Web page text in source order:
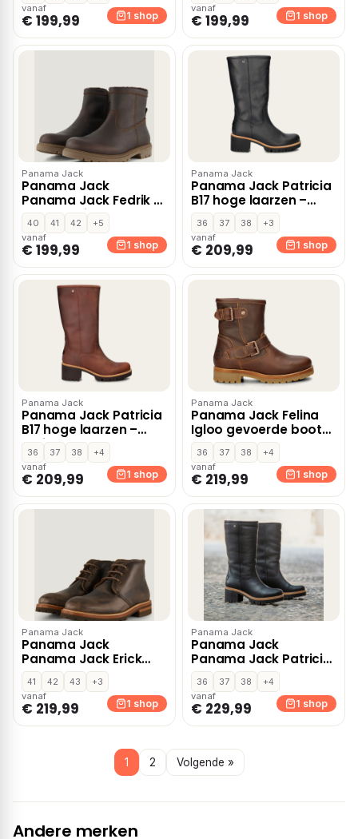
vanaf
€ 199,99 1 shop
vanaf
€ 199,99 1 shop
Panama Jack
Panama Jack
Panama Jack Fedrik C1
Boots bruin Leer
40 41 42
+5
vanaf
€ 199,99 1 shop
Panama Jack
Panama Jack Patricia
B17 hoge laarzen –
Zwart
36 37 38
+3
vanaf
€ 209,99 1 shop
Panama Jack
Panama Jack Patricia
B17 hoge laarzen –
Bruin
36 37 38
+4
vanaf
€ 209,99 1 shop
Panama Jack
Panama Jack Felina
Igloo gevoerde boots
– Cognac
36 37 38
+4
vanaf
€ 219,99 1 shop
Panama Jack
Panama Jack
Panama Jack Erick
Igloo C2 Igloo Boots
taupe Leer
41 42 43
+3
vanaf
€ 219,99 1 shop
Panama Jack
Panama Jack
Panama Jack Patricia
Igloo B5 Laarzen zwart
36 37 38
+4
vanaf
€ 229,99 1 shop
1 2 Volgende »
Andere merken